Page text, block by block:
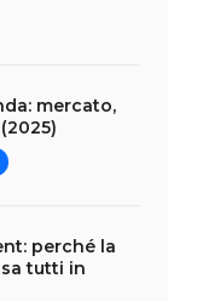
mercato,
perché la
tutti in